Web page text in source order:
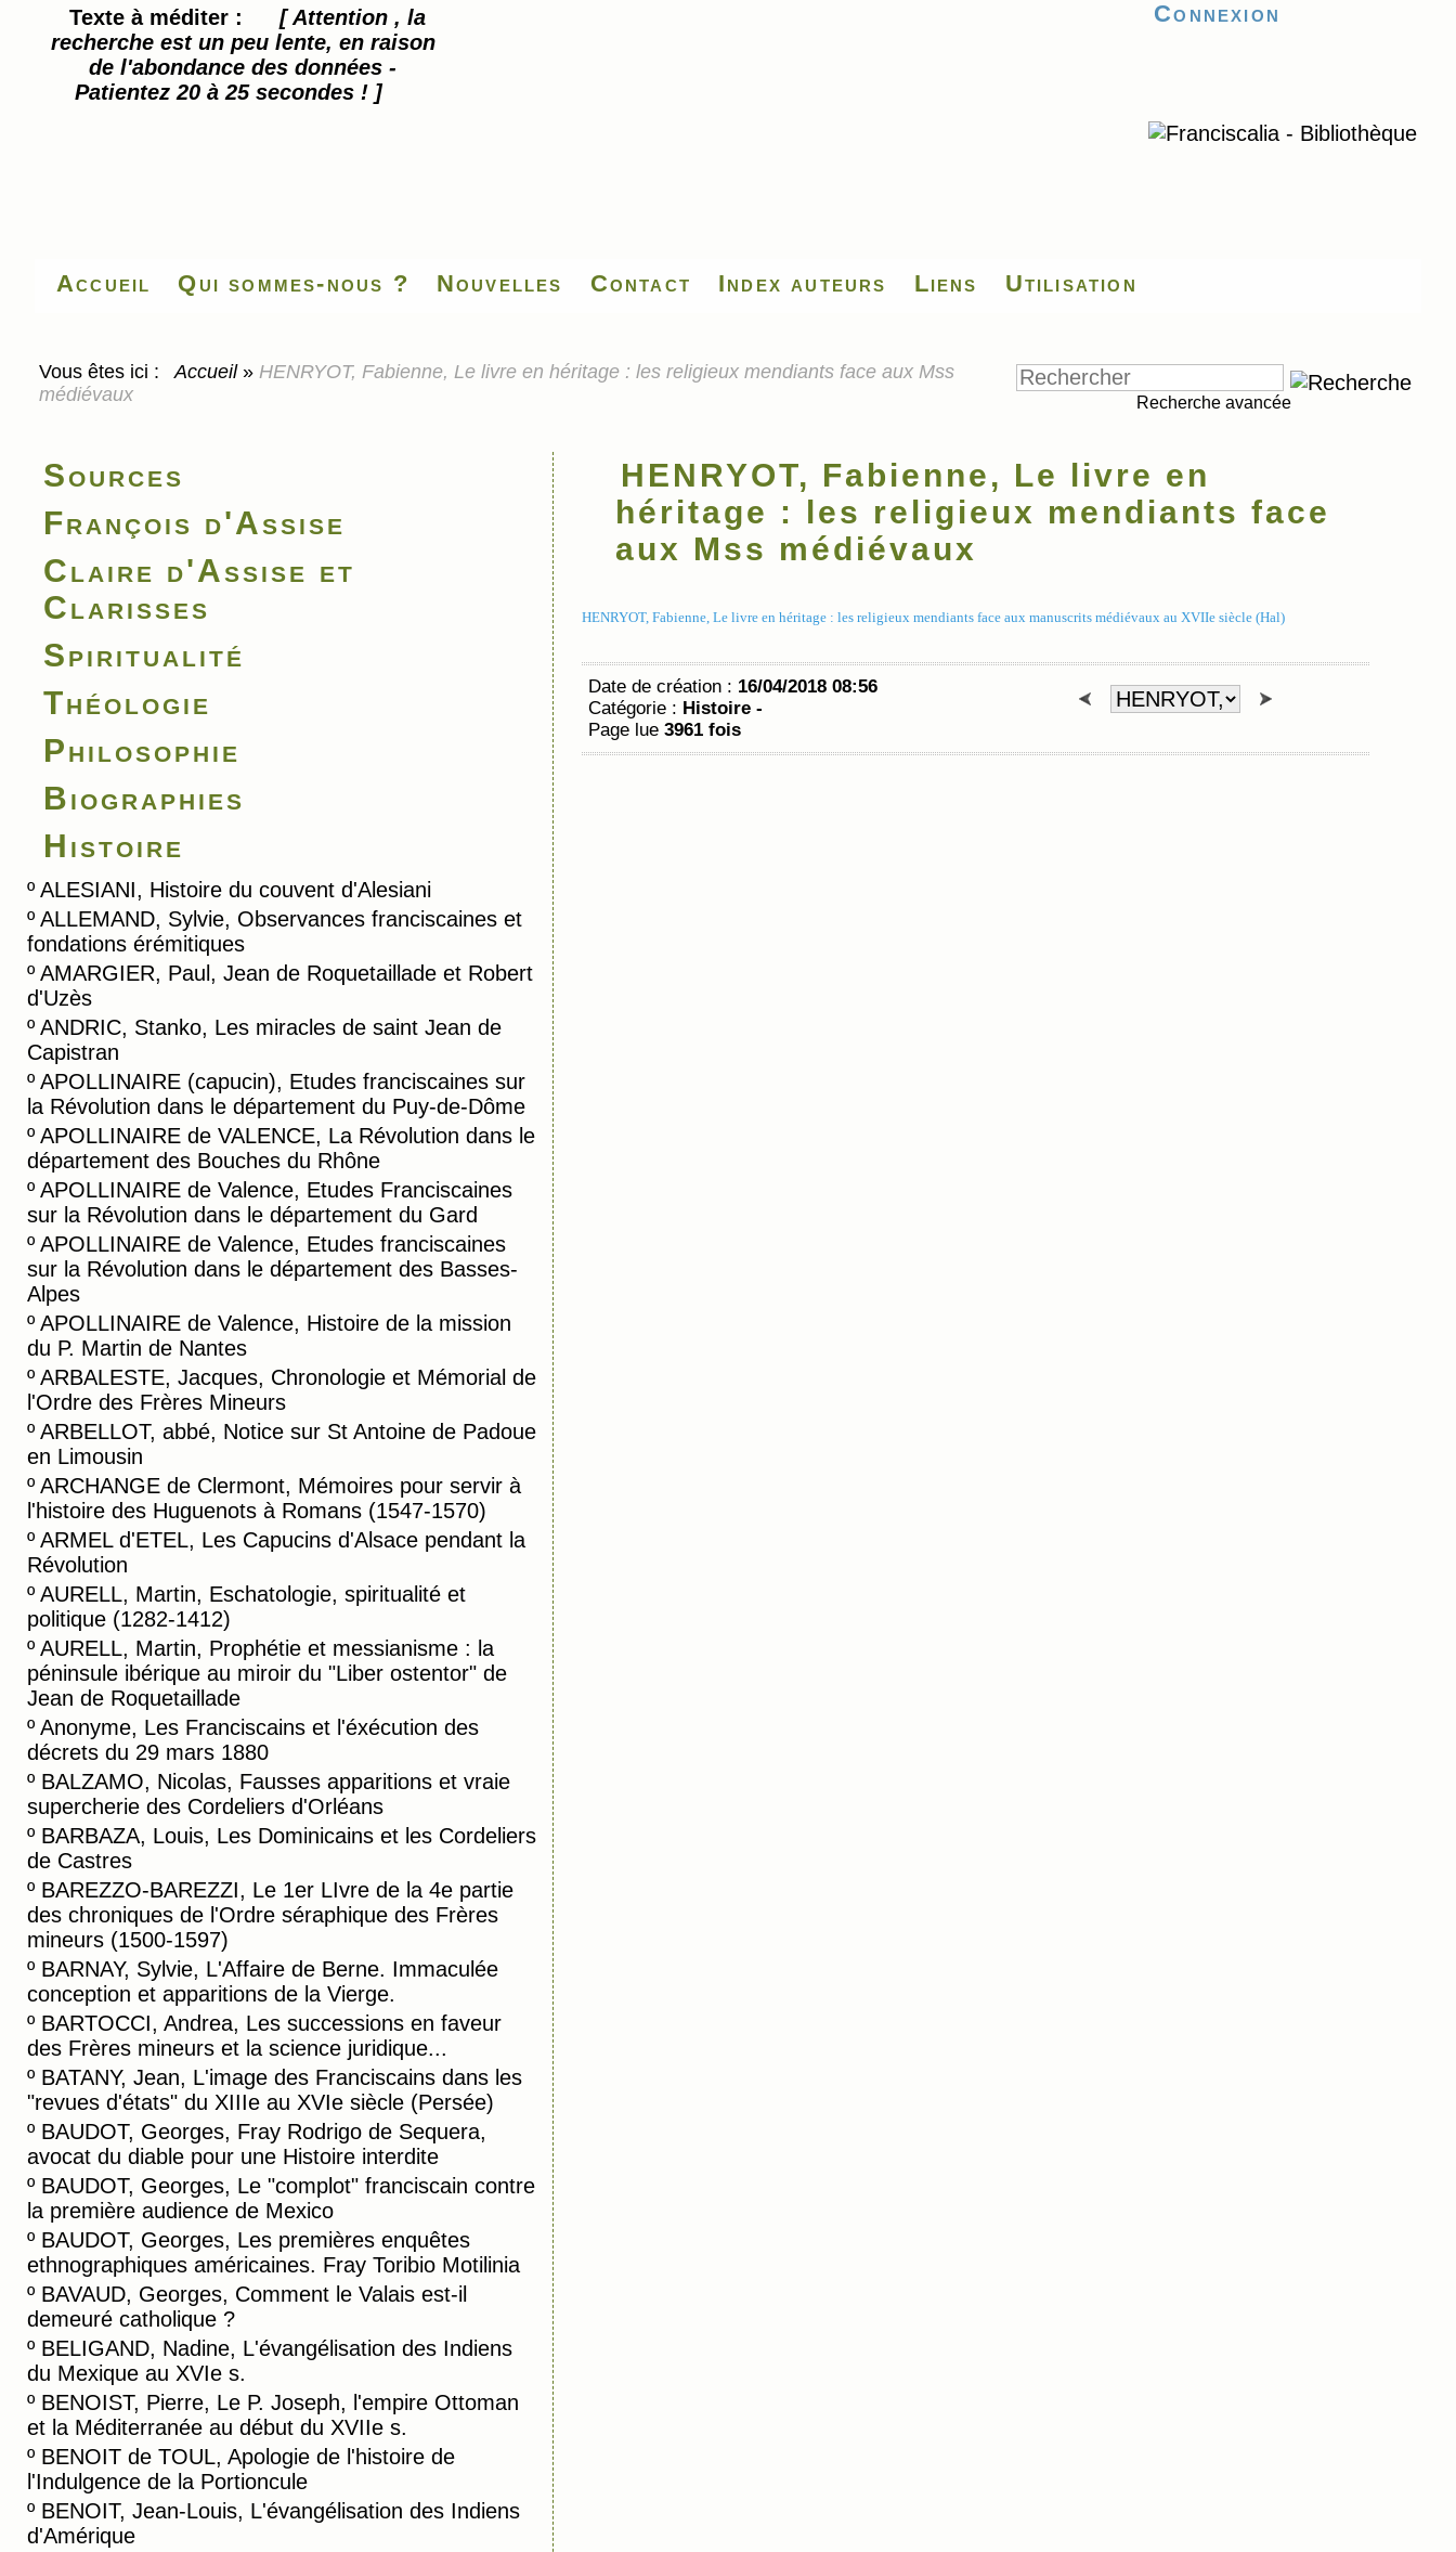
Texte à méditer :
[ Attention , la
recherche est un peu lente, en raison
de l'abondance des données -
Patientez 20 à 25 secondes ! ]
Accueil
Connexion
Qui sommes-nous ? Nouvelles Contact Index auteurs Liens Utilisation
Vous êtes ici : Accueil » HENRYOT, Fabienne, Le livre en héritage : les religieux mendiants face aux Mss
médiévaux
Recherche avancée
Sources
François d'Assise
Claire d'Assise et
Clarisses
Spiritualité
Théologie
Philosophie
Biographies
Histoire
º ALESIANI, Histoire du couvent d'Alesiani
º ALLEMAND, Sylvie, Observances franciscaines et
fondations érémitiques
º AMARGIER, Paul, Jean de Roquetaillade et Robert
d'Uzès
º ANDRIC, Stanko, Les miracles de saint Jean de
Capistran
º APOLLINAIRE (capucin), Etudes franciscaines sur
la Révolution dans le département du Puy-de-Dôme
º APOLLINAIRE de VALENCE, La Révolution dans le
département des Bouches du Rhône
º APOLLINAIRE de Valence, Etudes Franciscaines
sur la Révolution dans le département du Gard
º APOLLINAIRE de Valence, Etudes franciscaines
sur la Révolution dans le département des Basses-
Alpes
º APOLLINAIRE de Valence, Histoire de la mission
du P. Martin de Nantes
º ARBALESTE, Jacques, Chronologie et Mémorial de
l'Ordre des Frères Mineurs
º ARBELLOT, abbé, Notice sur St Antoine de Padoue
en Limousin
º ARCHANGE de Clermont, Mémoires pour servir à
l'histoire des Huguenots à Romans (1547-1570)
º ARMEL d'ETEL, Les Capucins d'Alsace pendant la
Révolution
º AURELL, Martin, Eschatologie, spiritualité et
politique (1282-1412)
º AURELL, Martin, Prophétie et messianisme : la
péninsule ibérique au miroir du "Liber ostentor" de
Jean de Roquetaillade
º Anonyme, Les Franciscains et l'éxécution des
décrets du 29 mars 1880
º BALZAMO, Nicolas, Fausses apparitions et vraie
supercherie des Cordeliers d'Orléans
º BARBAZA, Louis, Les Dominicains et les Cordeliers
de Castres
º BAREZZO-BAREZZI, Le 1er LIvre de la 4e partie
des chroniques de l'Ordre séraphique des Frères
mineurs (1500-1597)
º BARNAY, Sylvie, L'Affaire de Berne. Immaculée
conception et apparitions de la Vierge.
º BARTOCCI, Andrea, Les successions en faveur
des Frères mineurs et la science juridique...
º BATANY, Jean, L'image des Franciscains dans les
"revues d'états" du XIIIe au XVIe siècle (Persée)
º BAUDOT, Georges, Fray Rodrigo de Sequera,
avocat du diable pour une Histoire interdite
º BAUDOT, Georges, Le "complot" franciscain contre
la première audience de Mexico
º BAUDOT, Georges, Les premières enquêtes
ethnographiques américaines. Fray Toribio Motilinia
º BAVAUD, Georges, Comment le Valais est-il
demeuré catholique ?
º BELIGAND, Nadine, L'évangélisation des Indiens
du Mexique au XVIe s.
º BENOIST, Pierre, Le P. Joseph, l'empire Ottoman
et la Méditerranée au début du XVIIe s.
º BENOIT de TOUL, Apologie de l'histoire de
l'Indulgence de la Portioncule
º BENOIT, Jean-Louis, L'évangélisation des Indiens
d'Amérique
HENRYOT, Fabienne, Le livre en
héritage : les religieux mendiants face
aux Mss médiévaux
HENRYOT, Fabienne, Le livre en héritage : les religieux mendiants face aux manuscrits médiévaux au XVIIe siècle (Hal)
Date de création : 16/04/2018 08:56
Catégorie : Histoire -
Page lue 3961 fois